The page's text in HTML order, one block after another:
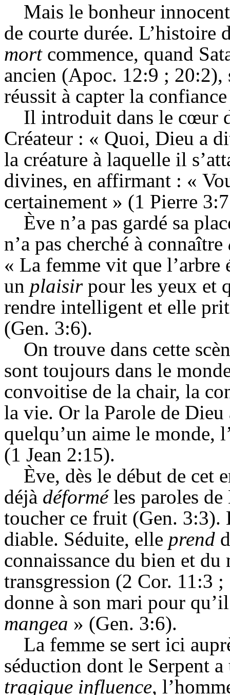
Mais le bonheur
de courte durée. L’histoire
mortcommence, quand
ancien (Apoc. 12:9 ; 20:2),
réussit à capter la
Il introduit dans le cœur
Créateur : « Quoi, Dieu a
la créature à laquelle il
divines, en affirmant : «
certainement » (1 Pierre
Ève n’a pas gardé sa
n’a pas cherché à connaître
« La femme vit que l’arbre
un plaisirpour les yeux et
rendre intelligent et elle
(Gen. 3:6).
On trouve dans cette
sont toujours dans le
convoitise de la chair, la
la vie. Or la Parole de
quelqu’un aime le monde,
(1 Jean 2:15).
Ève, dès le début de cet
déjà déforméles paroles de
toucher ce fruit (Gen. 3:3).
diable. Séduite, elle prend
connaissance du bien et
transgression (2 Cor. 11:3
donne à son mari pour
mangea » (Gen. 3:6).
La femme se sert ici
séduction dont le Serpent a
tragique influence,